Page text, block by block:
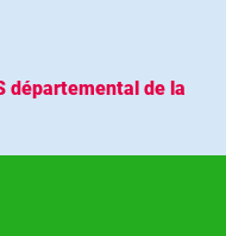
départemental de la